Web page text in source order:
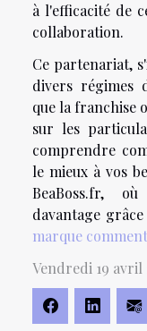
à l'efficacité de
collaboration.
Ce partenariat,
divers régimes
que la franchise
sur les
comprendre
le mieux à vos
BeaBoss.fr,
davantage
marque
Vendredi 19 avril